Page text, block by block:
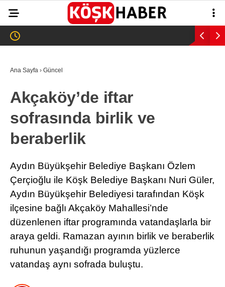
Instagram
Youtube
27.6°
ASAYİŞ
EĞİTİM
SAĞLIK
EKONOMİ
SPOR
VEFAT
Ana Sayfa › Güncel
Akçaköy’de iftar
sofrasında birlik ve
beraberlik
Aydın Büyükşehir Belediye Başkanı Özlem
Çerçioğlu ile Köşk Belediye Başkanı Nuri Güler,
Aydın Büyükşehir Belediyesi tarafından Köşk
ilçesine bağlı Akçaköy Mahallesi’nde
düzenlenen iftar programında vatandaşlarla bir
araya geldi. Ramazan ayının birlik ve beraberlik
ruhunun yaşandığı programda yüzlerce
vatandaş aynı sofrada buluştu.